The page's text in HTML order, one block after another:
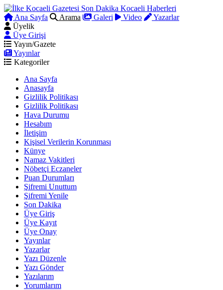
Ana Sayfa Arama Galeri Video
Yazarlar
Üyelik
Üye Girişi
Yayın/Gazete
Yayınlar
Kategoriler
Ana Sayfa
Anasayfa
Gizlilik Politikası
Gizlilik Politikası
Hava Durumu
Hesabım
İletişim
Kişisel Verilerin Korunması
Künye
Namaz Vakitleri
Nöbetçi Eczaneler
Puan Durumları
Şifremi Unuttum
Şifremi Yenile
Son Dakika
Üye Giriş
Üye Kayıt
Üye Onay
Yayınlar
Yazarlar
Yazı Düzenle
Yazı Gönder
Yazılarım
Yorumlarım